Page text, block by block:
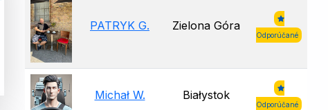
PATRYK G. Zielona Góra
Odporúčané
Michał W. Białystok
Odporúčané